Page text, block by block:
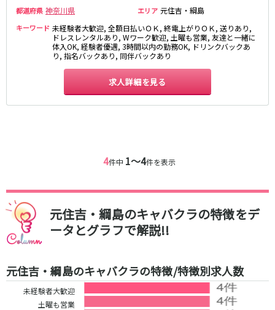
都道府県 神奈川県 エリア 元住吉・綱島
キーワード 未経験者大歓迎, 全額日払いＯＫ, 終電上がりＯＫ, 送りあり,
ドレスレンタルあり, Wワーク歓迎, 土曜も営業, 友達と一緒に
体入OK, 経験者優遇, 3時間以内の勤務OK, ドリンクバックあ
り, 指名バックあり, 同伴バックあり
求人詳細を見る
4件中 1〜4件を表示
元住吉・綱島のキャバクラの特徴をデ
ータとグラフで解説!!
元住吉・綱島のキャバクラの特徴/特徴別求人数
未経験者大歓迎
土曜も営業
神栖・鹿嶋
勝田
北茨城
群馬県
太田
桐生
渋川
JR京浜東北線
新橋駅
関内駅
上野駅
大宮駅
川崎駅
赤羽駅
蒲田駅
秋葉原駅
桜木町駅
御徒町駅
北浦和駅
鶴見駅
王子駅
西日暮里駅
さいたま新都心駅
新橋駅
五反田駅
浅草駅
浅草橋駅